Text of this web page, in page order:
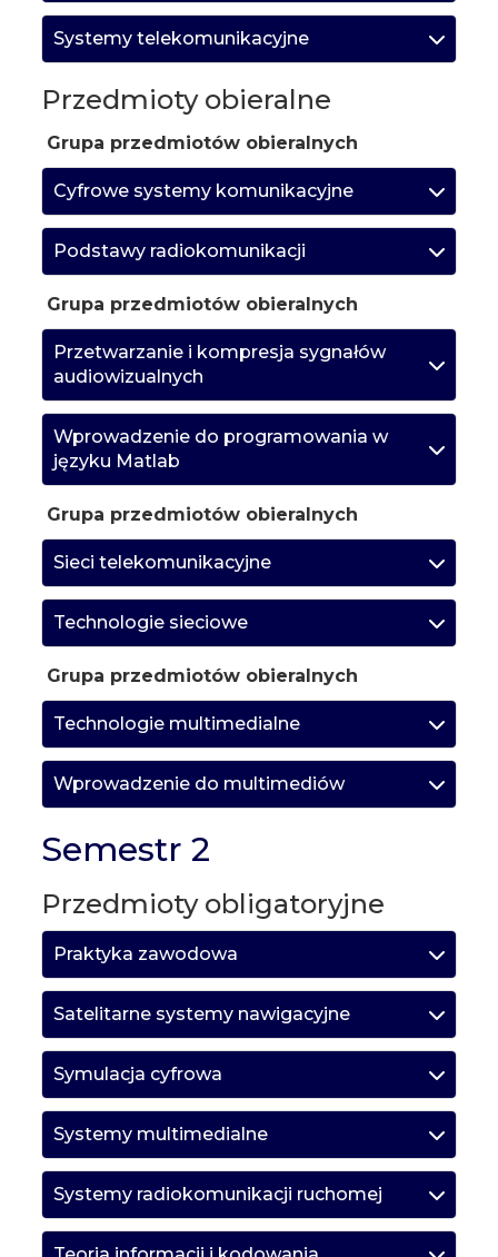
Systemy telekomunikacyjne
Przedmioty obieralne
Grupa przedmiotów obieralnych
Cyfrowe systemy komunikacyjne
Podstawy radiokomunikacji
Grupa przedmiotów obieralnych
Przetwarzanie i kompresja sygnałów
audiowizualnych
Wprowadzenie do programowania w
języku Matlab
Grupa przedmiotów obieralnych
Sieci telekomunikacyjne
Technologie sieciowe
Grupa przedmiotów obieralnych
Technologie multimedialne
Wprowadzenie do multimediów
Semestr 2
Przedmioty obligatoryjne
Praktyka zawodowa
Satelitarne systemy nawigacyjne
Symulacja cyfrowa
Systemy multimedialne
Systemy radiokomunikacji ruchomej